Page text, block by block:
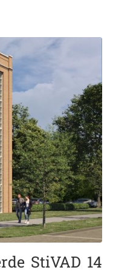
StiVAD 14